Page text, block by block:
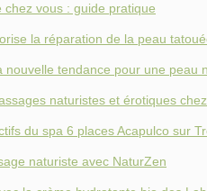
vous : guide pratique
la réparation de la peau
nouvelle tendance pour une peau
naturistes et érotiques
du spa 6 places Acapulco sur
naturiste avec NaturZen